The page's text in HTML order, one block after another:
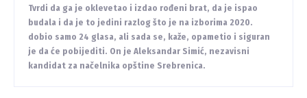
Tvrdi da ga je oklevetao i izdao rođeni brat, da je ispao
budala i da je to jedini razlog što je na izborima 2020.
dobio samo 24 glasa, ali sada se, kaže, opametio i siguran
je da će pobijediti. On je Aleksandar Simić, nezavisni
kandidat za načelnika opštine Srebrenica.